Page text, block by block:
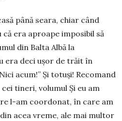
până seara, chiar când
era aproape im­posibil să
din Balta Albă la
era deci ușor de trăit în
acum!” Și totuși! Recomand
tineri, volumul Și eu am
l-am coordonat, în care am
acea vreme, ale mai multor